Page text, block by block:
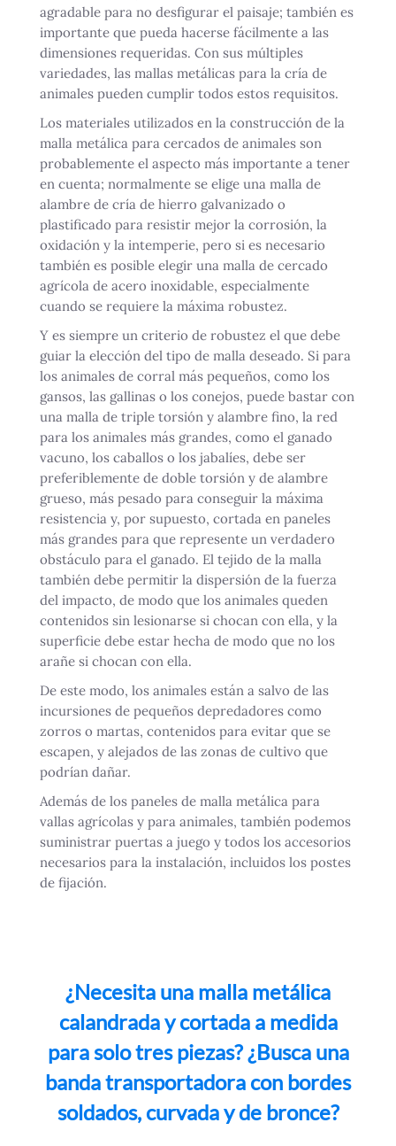
agradable para no desfigurar el paisaje; también es
importante que pueda hacerse fácilmente a las
dimensiones requeridas. Con sus múltiples
variedades, las mallas metálicas para la cría de
animales pueden cumplir todos estos requisitos.
Los materiales utilizados en la construcción de la
malla metálica para cercados de animales son
probablemente el aspecto más importante a tener
en cuenta; normalmente se elige una malla de
alambre de cría de hierro galvanizado o
plastificado para resistir mejor la corrosión, la
oxidación y la intemperie, pero si es necesario
también es posible elegir una malla de cercado
agrícola de acero inoxidable, especialmente
cuando se requiere la máxima robustez.
Y es siempre un criterio de robustez el que debe
guiar la elección del tipo de malla deseado. Si para
los animales de corral más pequeños, como los
gansos, las gallinas o los conejos, puede bastar con
una malla de triple torsión y alambre fino, la red
para los animales más grandes, como el ganado
vacuno, los caballos o los jabalíes, debe ser
preferiblemente de doble torsión y de alambre
grueso, más pesado para conseguir la máxima
resistencia y, por supuesto, cortada en paneles
más grandes para que represente un verdadero
obstáculo para el ganado. El tejido de la malla
también debe permitir la dispersión de la fuerza
del impacto, de modo que los animales queden
contenidos sin lesionarse si chocan con ella, y la
superficie debe estar hecha de modo que no los
arañe si chocan con ella.
De este modo, los animales están a salvo de las
incursiones de pequeños depredadores como
zorros o martas, contenidos para evitar que se
escapen, y alejados de las zonas de cultivo que
podrían dañar.
Además de los paneles de malla metálica para
vallas agrícolas y para animales, también podemos
suministrar puertas a juego y todos los accesorios
necesarios para la instalación, incluidos los postes
de fijación.
¿Necesita una malla metálica
calandrada y cortada a medida
para solo tres piezas? ¿Busca una
banda transportadora con bordes
soldados, curvada y de bronce?